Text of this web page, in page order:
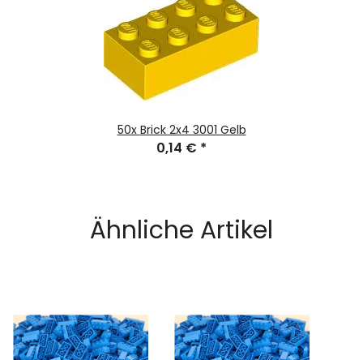
50x Brick 2x4 3001 Gelb
0,14 € *
Ähnliche Artikel